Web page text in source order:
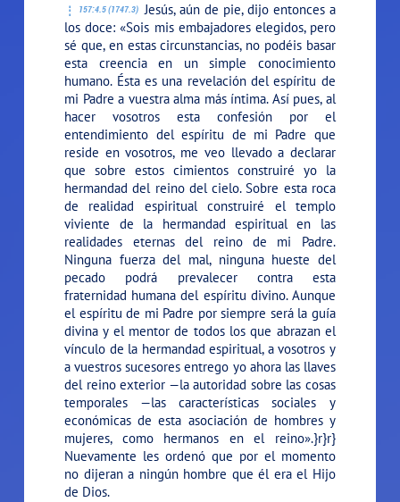
157:4.5 (1747.3) Jesús, aún de pie, dijo entonces a
los doce:«Sois mis embajadores elegidos, pero
sé que, en estas circunstancias, no podéis basar
esta creencia en un simple conocimiento
humano. Ésta es una revelación del espíritu de
mi Padre a vuestra alma más íntima. Así pues, al
hacer vosotros esta confesión por el
entendimiento del espíritu de mi Padre que
reside en vosotros, me veo llevado a declarar
que sobre estos cimientos construiré yo la
hermandad del reino del cielo. Sobre esta roca
de realidad espiritual construiré el templo
viviente de la hermandad espiritual en las
realidades eternas del reino de mi Padre.
Ninguna fuerza del mal, ninguna hueste del
pecado podrá prevalecer contra esta
fraternidad humana del espíritu divino. Aunque
el espíritu de mi Padre por siempre será la guía
divina y el mentor de todos los que abrazan el
vínculo de la hermandad espiritual, a vosotros y
a vuestros sucesores entrego yo ahora las llaves
del reino exterior —la autoridad sobre las cosas
temporales —las características sociales y
económicas de esta asociación de hombres y
mujeres, como hermanos en el reino».}r}r}
Nuevamente les ordenó que por el momento
no dijeran a ningún hombre que él era el Hijo
de Dios.